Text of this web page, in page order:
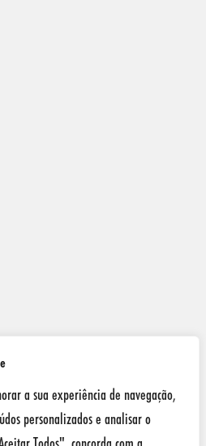
a sua experiência de navegação,
personalizados e analisar o